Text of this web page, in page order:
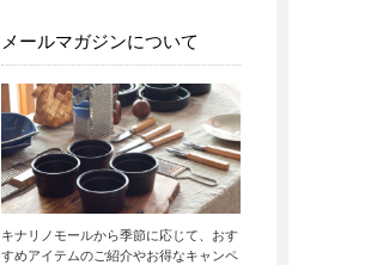
メールマガジンについて
キナリノモールから季節に応じて、おす
すめアイテムのご紹介やお得なキャンペ